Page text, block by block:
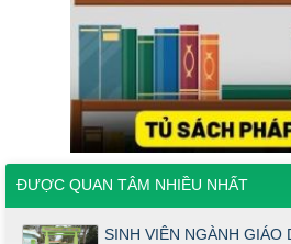
ĐIỂM TỐT NGHIỆP KHỐI Y -
Thông báo về việc tổ chức thi năng
Thông báo về việc tuyển sinh đợt 2
Thông báo ngưỡng bảo đảm chất
đối với ngành Giáo dục Mầm non
Thông báo về việc triển khai một số
ĐƯỢC QUAN TÂM NHIỀU NHẤT
SINH VIÊN NGÀNH GIÁO